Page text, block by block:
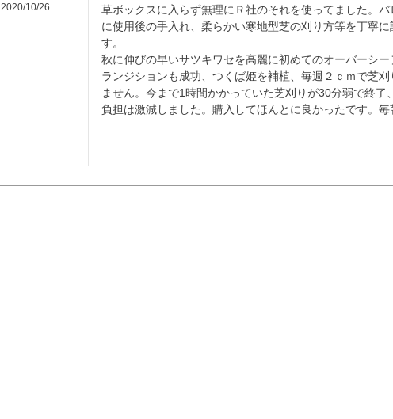
2020/10/26
草ボックスに入らず無理にＲ社のそれを使ってました。
に使用後の手入れ、柔らかい寒地型芝の刈り方等を丁寧
す。
秋に伸びの早いサツキワセを高麗に初めてのオーバーシ
ランジションも成功、つくば姫を補植、毎週２ｃｍで芝
ません。今まで1時間かかっていた芝刈りが30分弱で終了
負担は激減しました。購入してほんとに良かったです。毎